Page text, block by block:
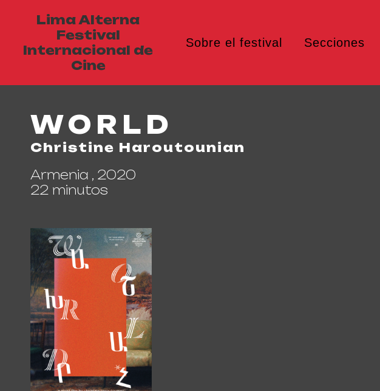
Lima Alterna
Festival
Internacional de
Cine
Sobre el festival Secciones
WORLD
Christine Haroutounian
Armenia , 2020
22 minutos